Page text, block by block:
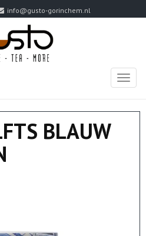
info@gusto-gorinchem.nl
BLAUW